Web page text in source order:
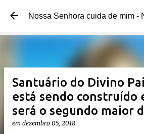
Pular para o conteúdo
Nossa Senhora cuida de mim -
Santuário do Divino
está sendo construído
será o segundo maior
em dezembro 05, 2018